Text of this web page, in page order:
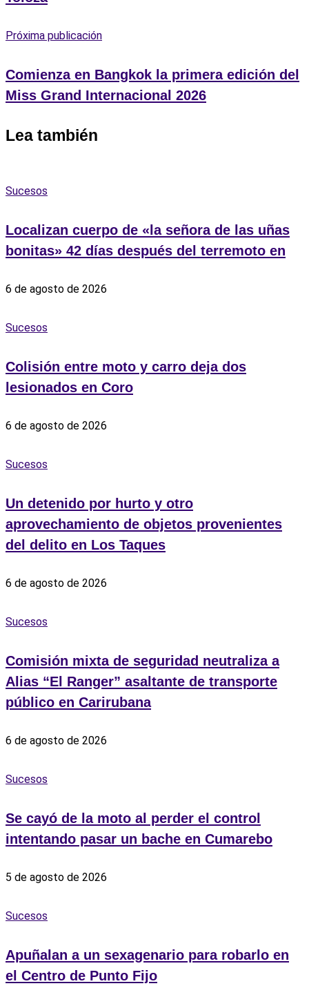
Próxima publicación
Comienza en Bangkok la primera edición del
Miss Grand Internacional 2026
Lea también
Sucesos
Localizan cuerpo de «la señora de las uñas
bonitas» 42 días después del terremoto en
6 de agosto de 2026
Sucesos
Colisión entre moto y carro deja dos
lesionados en Coro
6 de agosto de 2026
Sucesos
Un detenido por hurto y otro
aprovechamiento de objetos provenientes
del delito en Los Taques
6 de agosto de 2026
Sucesos
Comisión mixta de seguridad neutraliza a
Alias “El Ranger” asaltante de transporte
público en Carirubana
6 de agosto de 2026
Sucesos
Se cayó de la moto al perder el control
intentando pasar un bache en Cumarebo
5 de agosto de 2026
Sucesos
Apuñalan a un sexagenario para robarlo en
el Centro de Punto Fijo